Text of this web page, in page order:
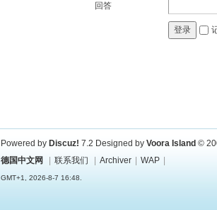
回答
登录
Powered by Discuz! 7.2 Designed by Voora Island ©
德国中文网
联系我们 Archiver WAP
GMT+1, 2026-8-7 16:48.